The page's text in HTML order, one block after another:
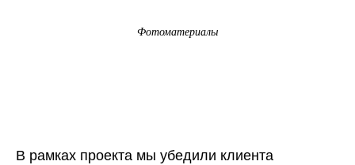
Фотоматериалы
В рамках проекта мы убедили клиента